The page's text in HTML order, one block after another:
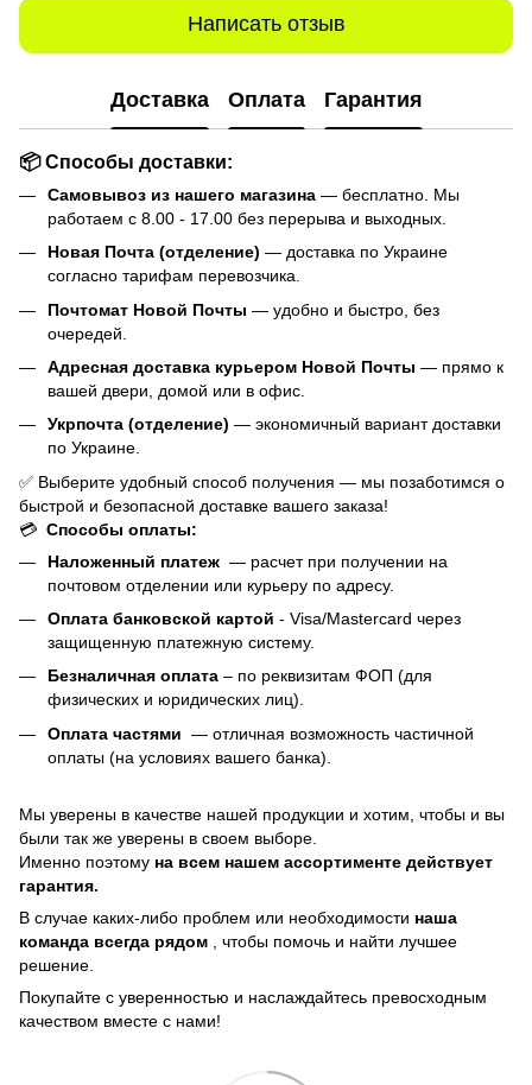
Написать отзыв
Доставка Оплата Гарантия
📦 Способы доставки:
Самовывоз из нашего магазина — бесплатно. Мы
работаем с 8.00 - 17.00 без перерыва и выходных.
Новая Почта (отделение) — доставка по Украине
согласно тарифам перевозчика.
Почтомат Новой Почты — удобно и быстро, без
очередей.
Адресная доставка курьером Новой Почты — прямо к
вашей двери, домой или в офис.
Укрпочта (отделение) — экономичный вариант доставки
по Украине.
✅ Выберите удобный способ получения — мы позаботимся о
быстрой и безопасной доставке вашего заказа!
💳 Способы оплаты:
Наложенный платеж — расчет при получении на
почтовом отделении или курьеру по адресу.
Оплата банковской картой - Visa/Mastercard через
защищенную платежную систему.
Безналичная оплата – по реквизитам ФОП (для
физических и юридических лиц).
Оплата частями — отличная возможность частичной
оплаты (на условиях вашего банка).
Мы уверены в качестве нашей продукции и хотим, чтобы и вы
были так же уверены в своем выборе.
Именно поэтому на всем нашем ассортименте действует
гарантия.
В случае каких-либо проблем или необходимости наша
команда всегда рядом , чтобы помочь и найти лучшее
решение.
Покупайте с уверенностью и наслаждайтесь превосходным
качеством вместе с нами!